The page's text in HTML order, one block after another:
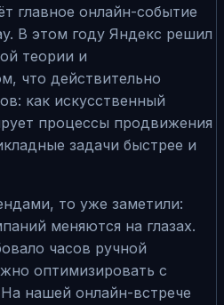
главное онлайн-событие
В этом году Яндекс решил
теории и
что действительно
как искусственный
процессы продвижения
задачи быстрее и
то уже заметили:
меняются на глазах.
часов ручной
оптимизировать с
нашей онлайн-встрече